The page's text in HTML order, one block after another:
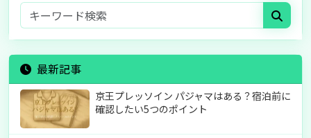
最新記事
京王プレッソイン パジャマはある？宿泊前に
確認したい5つのポイント